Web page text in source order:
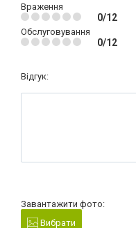
Враження
0/12
Обслуговування
0/12
Відгук:
Завантажити фото:
Вибрати